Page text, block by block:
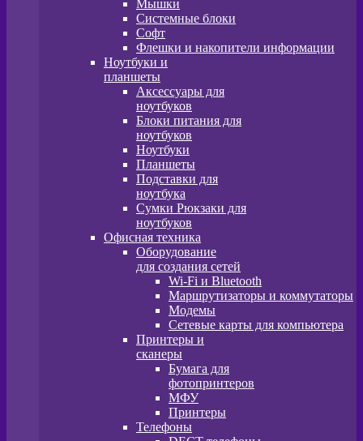
Мышки
Системные блоки
Софт
Флешки и накопители информации
Ноутбуки и
планшеты
Аксессуары для
ноутбуков
Блоки питания для
ноутбуков
Ноутбуки
Планшеты
Подставки для
ноутбука
Сумки Рюкзаки для
ноутбуков
Офисная техника
Оборудование
для создания сетей
Wi-Fi и Bluetooth
Маршрутизаторы и коммутаторы
Модемы
Сетевые карты для компьютера
Принтеры и
сканеры
Бумага для
фотопринтеров
МФУ
Принтеры
Телефоны